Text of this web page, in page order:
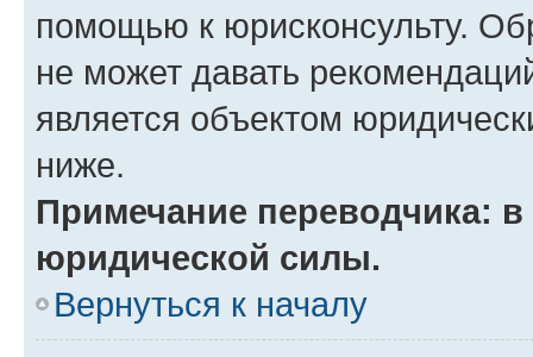
помощью к юрисконсульту.
не может давать
является объектом
ниже.
Примечание переводчика:
юридической силы.
Вернуться к началу